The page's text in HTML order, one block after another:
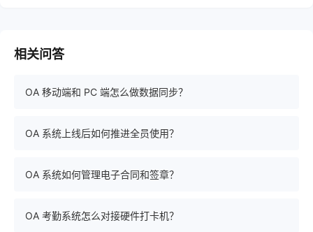
相关问答
OA 移动端和 PC 端怎么做数据同步？
OA 系统上线后如何推进全员使用？
OA 系统如何管理电子合同和签章？
OA 考勤系统怎么对接硬件打卡机？